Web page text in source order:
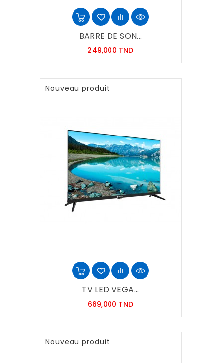
BARRE DE SON...
249,000 TNDPrix
Nouveau produit
TV LED VEGA...
669,000 TNDPrix
Nouveau produit